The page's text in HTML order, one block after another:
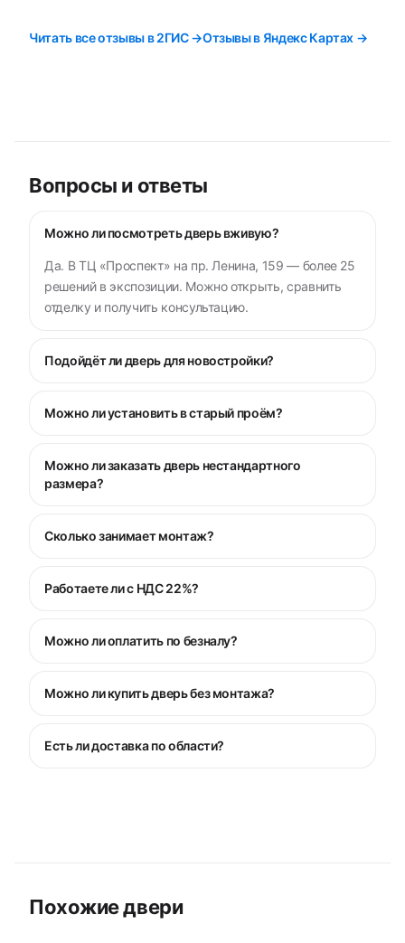
Читать все отзывы в 2ГИС →Отзывы в Яндекс Картах →
Вопросы и ответы
Можно ли посмотреть дверь вживую?
Да. В ТЦ «Проспект» на пр. Ленина, 159 — более 25
решений в экспозиции. Можно открыть, сравнить
отделку и получить консультацию.
Подойдёт ли дверь для новостройки?
Можно ли установить в старый проём?
Можно ли заказать дверь нестандартного
размера?
Сколько занимает монтаж?
Работаете ли с НДС 22%?
Можно ли оплатить по безналу?
Можно ли купить дверь без монтажа?
Есть ли доставка по области?
Похожие двери